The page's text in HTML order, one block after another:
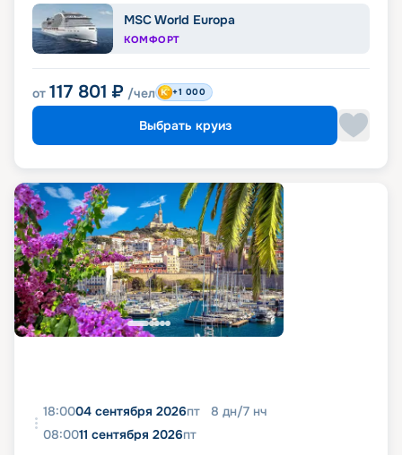
MSC World Europa
КОМФОРТ
от 117 801 ₽ /чел +1 000
Выбрать круиз
18:0004 сентября 2026пт 8 дн/7 нч
08:0011 сентября 2026пт